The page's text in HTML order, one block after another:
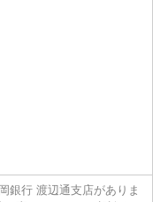
銀行 渡辺通支店がありま